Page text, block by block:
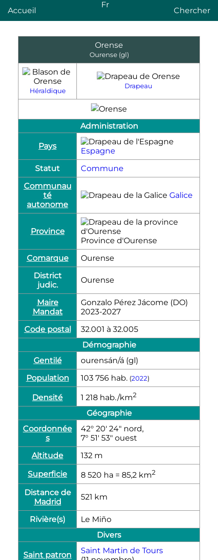
Accueil
Fr
Chercher
Orense
Ourense (gl)
Héraldique
Drapeau
Administration
Pays
Espagne
Statut
Commune
Communau
té
autonome
Galice
Province
Province d'Ourense
Comarque
Ourense
District
judic.
Ourense
Maire
Mandat
Gonzalo Pérez Jácome (DO)
2023-2027
Code postal
32.001 à 32.005
Démographie
Gentilé
ourensán/á (gl)
Population
103 756 hab. (2022)
Densité 1 218 hab./km2
Géographie
Coordonnée
s
42° 20′ 24″ nord,
7° 51′ 53″ ouest
Altitude
132 m
Superficie
8 520 ha = 85,2 km2
Distance de
Madrid
521 km
Rivière(s)
Le Miño
Divers
Saint patron
Saint Martin de Tours